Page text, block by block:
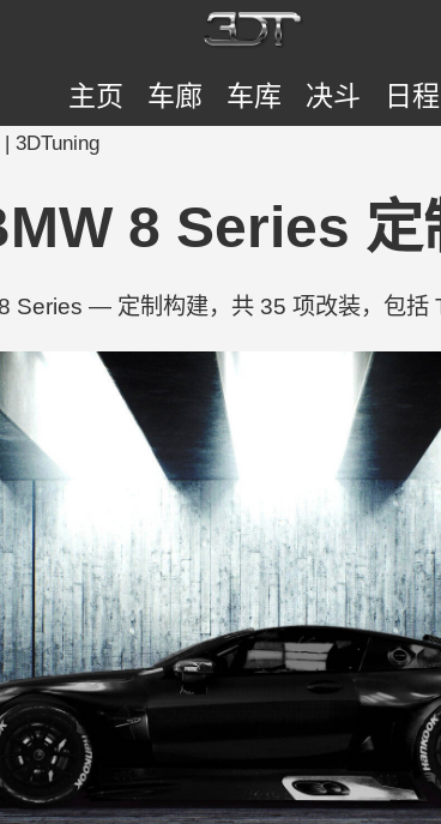
主页 车廊 车库 决斗 日程
3DTuning
8 Series
Series — 定制构建，共 35 项改装，包括